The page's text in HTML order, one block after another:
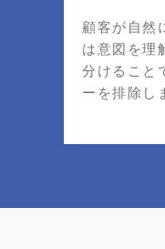
顧客が自然
は意図を理
分けること
ーを排除し